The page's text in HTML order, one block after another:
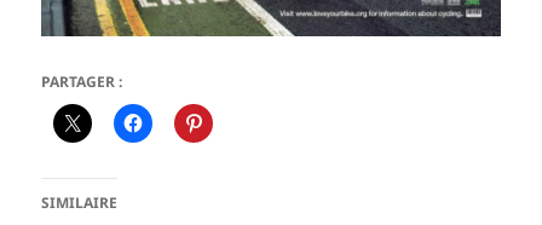
PARTAGER :
SIMILAIRE